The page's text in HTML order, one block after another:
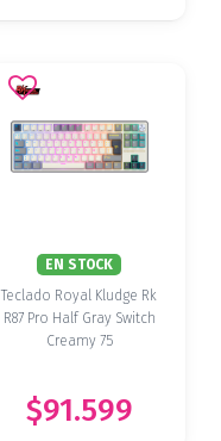
EN STOCK
Teclado Royal Kludge Rk
R87 Pro Half Gray Switch
Creamy 75
$91.599